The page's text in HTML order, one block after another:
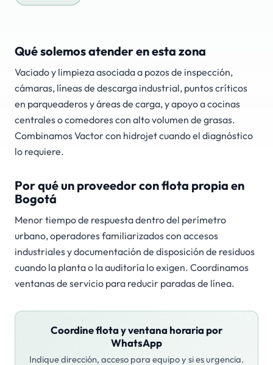
Qué solemos atender en esta zona
Vaciado y limpieza asociada a pozos de inspección,
cámaras, líneas de descarga industrial, puntos críticos
en parqueaderos y áreas de carga, y apoyo a cocinas
centrales o comedores con alto volumen de grasas.
Combinamos Vactor con hidrojet cuando el diagnóstico
lo requiere.
Por qué un proveedor con flota propia en
Bogotá
Menor tiempo de respuesta dentro del perímetro
urbano, operadores familiarizados con accesos
industriales y documentación de disposición de residuos
cuando la planta o la auditoría lo exigen. Coordinamos
ventanas de servicio para reducir paradas de línea.
Coordine flota y ventana horaria por
WhatsApp
Indique dirección, acceso para equipo y si es urgencia.